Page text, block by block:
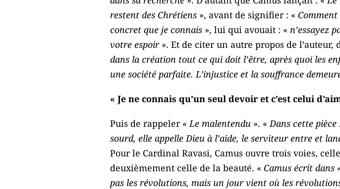
restent des Chrétiens », avant de signifier : « Comment
concret que je connais », lui qui avouait : « n’essayez
votre espoir». Et de citer un autre propos de l’auteur,
dans la création tout ce qui doit l’être, après quoi les
une société parfaite. L’injustice et la souffrance
« Je ne connais qu’un seul devoir et c’est celui
Puis de rappeler « Le malentendu ». « Dans cette
sourd, elle appelle Dieu à l’aide, le serviteur entre et
Pour le Cardinal Ravasi, Camus ouvre trois voies,
deuxièmement celle de la beauté. « Camus écrit dans
pas les révolutions, mais un jour vient où les